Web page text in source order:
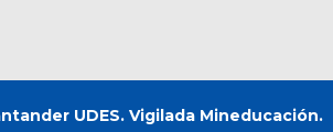
UDES. Vigilada Mineducación.